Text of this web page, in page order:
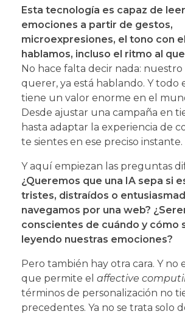
Esta tecnología es capaz de
emociones a partir de gestos,
microexpresiones, el tono con
hablamos, incluso el ritmo al
No hace falta decir nada: nuestro
querer, ya está hablando. Y todo
tiene un valor enorme en el
Desde ajustar una campaña en
hasta adaptar la experiencia de
te sientes en ese preciso instante.
Y aquí empiezan las preguntas
¿Queremos que una IA sepa si
tristes, distraídos o
navegamos por una web?
conscientes de cuándo y cómo
leyendo nuestras emociones?
Pero también hay otra cara. Y no
que permite el affective
términos de personalización no
precedentes. Ya no se trata solo